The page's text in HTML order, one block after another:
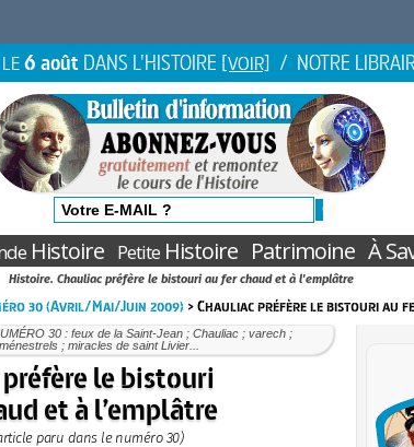
LE6 août DANS L'HISTOIRE [VOIR] / NOTRE
Histoire PetiteHistoire Patrimoine À
Histoire. Chauliac préfère le bistouri au fer chaud et à l'emplâtre
30 (Avril/Mai/Juin 2009) > Chauliac préfère le bistouri au
30 : feux de la Saint-Jean ; Chauliac ; varech ;
; miracles de saint Livier...
le bistouri
et à l’emplâtre
paru dans le numéro 30)